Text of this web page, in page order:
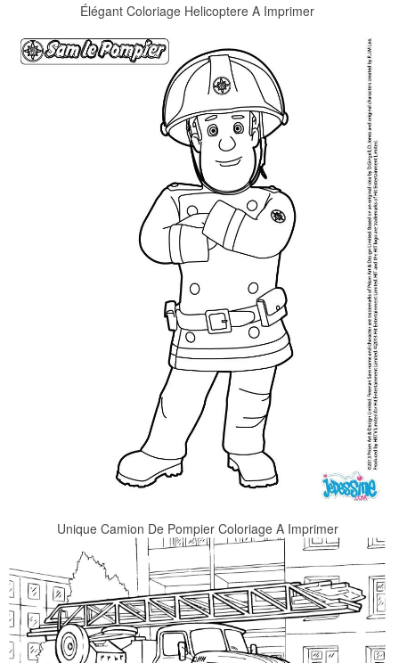
Élégant Coloriage Helicoptere A Imprimer
Unique Camion De Pompier Coloriage A Imprimer